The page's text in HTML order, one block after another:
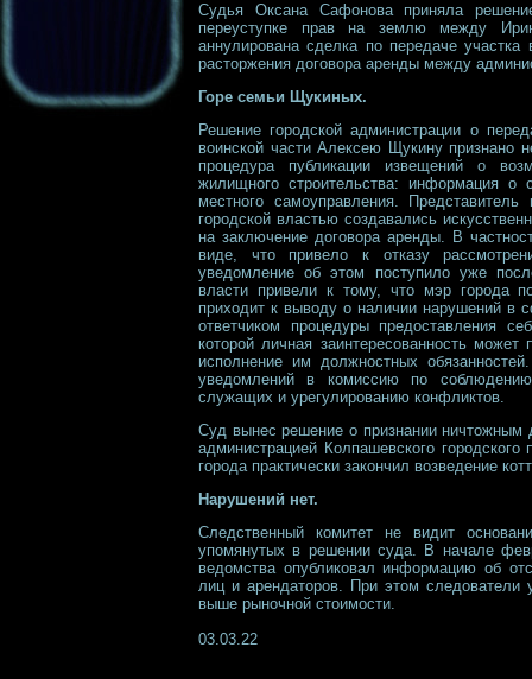
Судья Оксана Сафонова приняла
переуступке прав на землю между
аннулирована сделка по передаче
расторжения договора аренды между
Горе семьи Щукиных.
Решение городской администрации о
воинской части Алексею Щукину признано
процедура публикации извещений о
жилищного строительства: информация о
местного самоуправления.
городской властью создавались
на заключение договора аренды. В
виде, что привело к отказу
уведомление об этом поступило уже
власти привели к тому, что мэр города
приходит к выводу о наличии нарушений в
ответчиком процедуры предоставления
которой личная заинтересованность
исполнение им должностных
уведомлений в комиссию по
служащих и урегулированию конфликтов.
Суд вынес решение о признании ничтожным
администрацией Колпашевского
города практически закончил возведение
Нарушений нет.
Следственный комитет не видит
упомянутых в решении суда. В начале
ведомства опубликовал информацию об
лиц и арендаторов. При этом следователи
выше рыночной стоимости.
03.03.22